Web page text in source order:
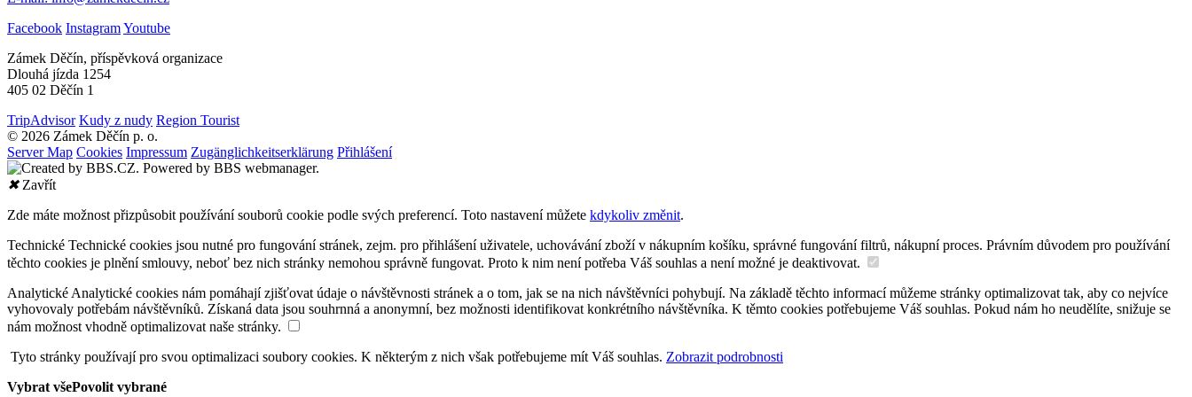
Facebook InstagramYoutube
Zámek Děčín, příspěvková organizace
Dlouhá jízda 1254
405 02 Děčín 1
TripAdvisor Kudy z nudy Region Tourist
© 2026 Zámek Děčín p. o.
Server Map Cookies Impressum Zugänglichkeitserklärung Přihlášení
✖Zavřít
Zde máte možnost přizpůsobit používání souborů cookie podle svých preferencí. Toto nastavení můžete kdykoliv změnit.
Technické Technické cookies jsou nutné pro fungování stránek, zejm. pro přihlášení uživatele, uchovávání zboží v nákupním košíku, správné fungování filtrů, nákupní proces. Právním důvodem pro používání
těchto cookies je plnění smlouvy, neboť bez nich stránky nemohou správně fungovat. Proto k nim není potřeba Váš souhlas a není možné je deaktivovat.
AnalytickéAnalytické cookies nám pomáhají zjišťovat údaje o návštěvnosti stránek a o tom, jak se na nich návštěvníci pohybují. Na základě těchto informací můžeme stránky optimalizovat tak, aby co nejvíce
vyhovovaly potřebám návštěvníků. Získaná data jsou souhrnná a anonymní, bez možnosti identifikovat konkrétního návštěvníka. K těmto cookies potřebujeme Váš souhlas. Pokud nám ho neudělíte, snižuje se
nám možnost vhodně optimalizovat naše stránky.
Tyto stránky používají pro svou optimalizaci soubory cookies. K některým z nich však potřebujeme mít Váš souhlas. Zobrazit podrobnosti
Vybrat všePovolit vybrané